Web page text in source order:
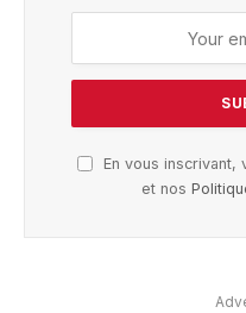
En vous inscrivant,
et nos